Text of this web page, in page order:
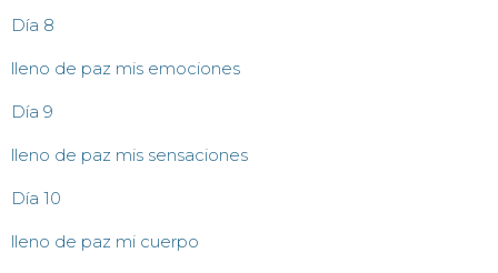
Día 8
lleno de paz mis emociones
Día 9
lleno de paz mis sensaciones
Día 10
lleno de paz mi cuerpo